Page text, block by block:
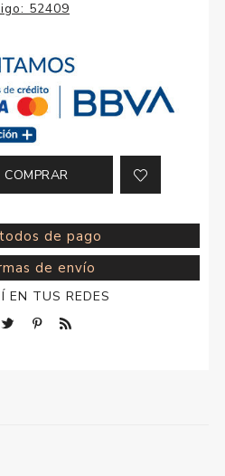
52409
COMPRAR
de pago
de envío
EN TUS REDES